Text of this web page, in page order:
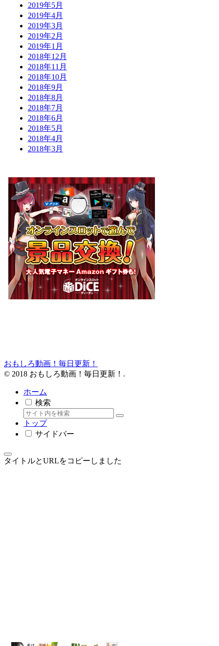
2019年5月
2019年4月
2019年3月
2019年2月
2019年1月
2018年12月
2018年11月
2018年10月
2018年9月
2018年8月
2018年7月
2018年6月
2018年5月
2018年4月
2018年3月
おもしろ動画！毎日更新！
© 2018 おもしろ動画！毎日更新！.
ホーム
検索
トップ
サイドバー
タイトルとURLをコピーしました